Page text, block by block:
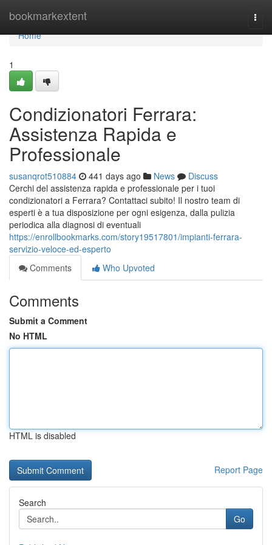
bookmarkextent
Home
Home
1
Condizionatori Ferrara:
Assistenza Rapida e
Professionale
susanqrot510884 441 days ago News
Discuss
Cerchi del assistenza rapida e professionale per i tuoi
condizionatori a Ferrara? Contattaci subito! Il nostro team di
esperti è a tua disposizione per ogni esigenza, dalla pulizia
periodica alla diagnosi di eventuali
https://enrollbookmarks.com/story19517801/impianti-ferrara-
servizio-veloce-ed-esperto
Comments
Who Upvoted
Comments
Submit a Comment
No HTML
HTML is disabled
Report Page
Search
Go